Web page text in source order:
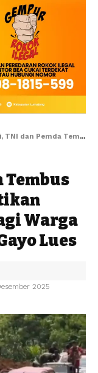
Tembus Medan Ekstrem, Pastikan Kehadiran Negara bagi Warga Terisolasi di Pining Gayo Lues
Tembus
Warga
Lues
2025